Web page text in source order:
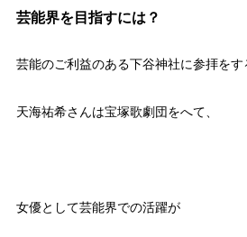
芸能界を目指すには？
芸能のご利益のある下谷神社に参拝をす
天海祐希さんは宝塚歌劇団をへて、
女優として芸能界での活躍が